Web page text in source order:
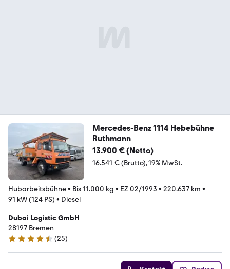
Mercedes-Benz 1114 Hebebühne
Ruthmann
13.900 € (Netto)
16.541 € (Brutto) 19% MwSt.
Hubarbeitsbühne• Bis 11.000 kg • EZ 02/1993 • 220.637 km •
91 kW (124 PS) • Diesel
Dubai Logistic GmbH
28197 Bremen
4.7 Sterne
(25)